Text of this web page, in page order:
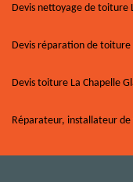
Devis nettoyage de toiture
Devis réparation de toiture
Devis toiture La Chapelle
Réparateur, installateur de